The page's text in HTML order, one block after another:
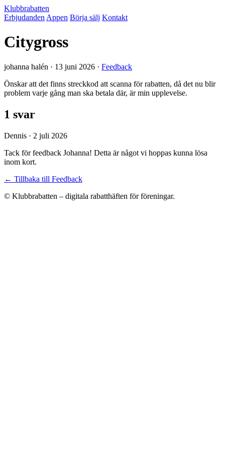
Klubbrabatten
Erbjudanden Appen Börja sälj Kontakt
Citygross
johanna halén · 13 juni 2026 · Feedback
Önskar att det finns streckkod att scanna för rabatten, då det nu blir
problem varje gång man ska betala där, är min upplevelse.
1 svar
Dennis · 2 juli 2026
Tack för feedback Johanna! Detta är något vi hoppas kunna lösa
inom kort.
← Tillbaka till Feedback
© Klubbrabatten – digitala rabatthäften för föreningar.